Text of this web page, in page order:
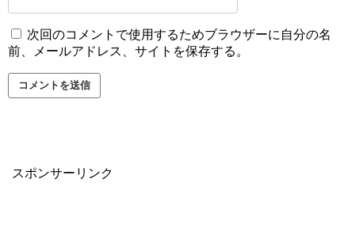
次回のコメントで使用するためブラウザーに自分の名
前、メールアドレス、サイトを保存する。
スポンサーリンク